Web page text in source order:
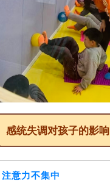
感统失调对孩子的影响
意力不集中